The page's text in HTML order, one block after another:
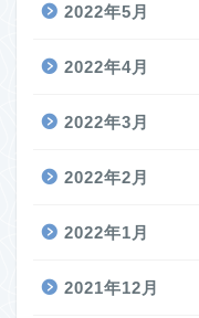
2022年5月
2022年4月
2022年3月
2022年2月
2022年1月
2021年12月